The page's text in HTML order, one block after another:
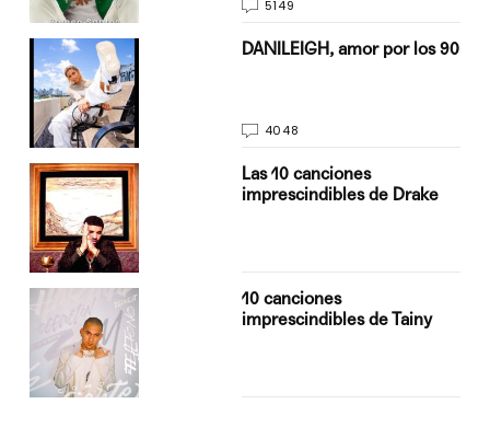
5149
DANILEIGH, amor por los 90
4048
Las 10 canciones
imprescindibles de Drake
10 canciones
imprescindibles de Tainy